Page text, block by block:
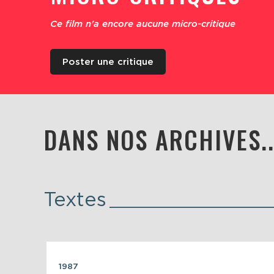
Ce film n'a encore aucune micro-critique
Poster une critique
DANS NOS
Textes
1987